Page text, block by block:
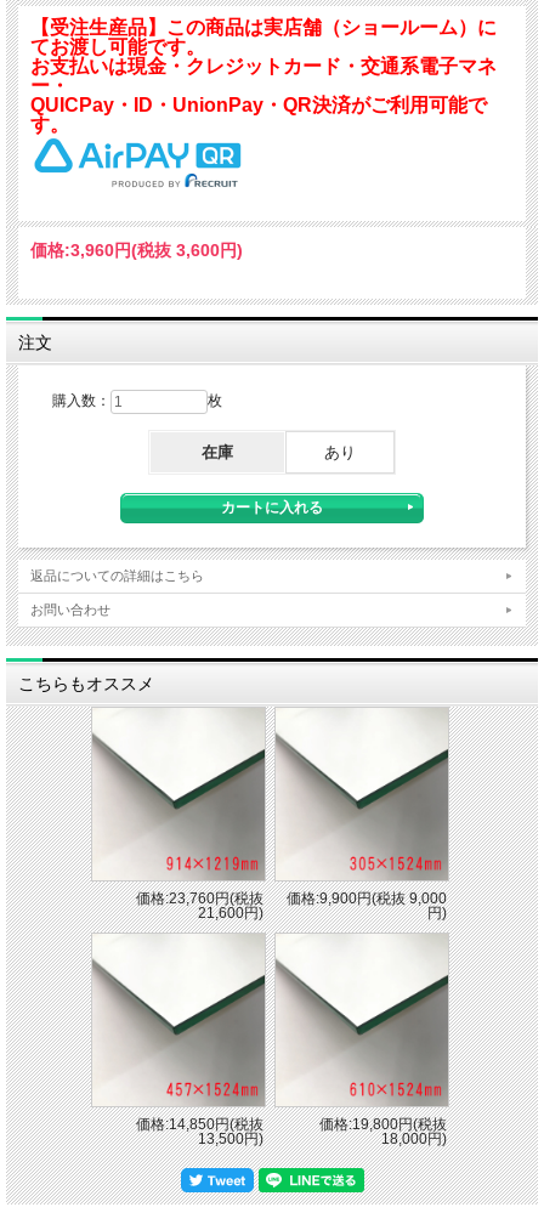
【受注生産品】この商品は実店舗（ショールーム）に
てお渡し可能です。
お支払いは現金・クレジットカード・交通系電子マネ
ー・
QUICPay・ID・UnionPay・QR決済がご利用可能で
す。
価格:3,960円(税抜 3,600円)
注文
購入数： 枚
在庫 あり
返品についての詳細はこちら
お問い合わせ
こちらもオススメ
価格:23,760円(税抜
21,600円)
価格:9,900円(税抜 9,000
円)
価格:14,850円(税抜
13,500円)
価格:19,800円(税抜
18,000円)